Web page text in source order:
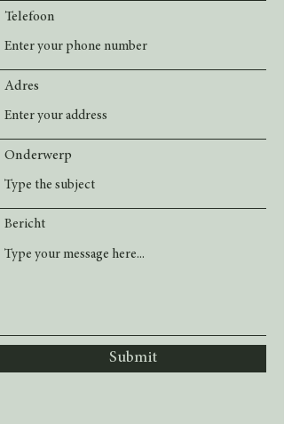
Telefoon
Adres
Onderwerp
Bericht
Submit